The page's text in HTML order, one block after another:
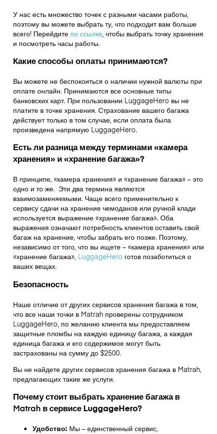
У нас есть множество точек с разными часами работы,
поэтому вы можете выбрать ту, что подходит вам больше
всего! Перейдите по ссылке, чтобы выбрать точку хранения
и посмотреть часы работы.
Какие способы оплаты принимаются?
Вы можете не беспокоиться о наличии нужной валюты при
оплате онлайн. Принимаются все основные типы
банковских карт. При пользовании LuggageHero вы не
платите в точке хранения. Страхование вашего багажа
действует только в том случае, если оплата была
произведена напрямую LuggageHero.
Есть ли разница между терминами «камера
хранения» и «хранение багажа»?
В принципе, «камера хранения» и «хранение багажа» – это
одно и то же. Эти два термина являются
взаимозаменяемыми. Чаще всего применительно к
сервису сдачи на хранение чемоданов или ручной клади
используется выражение «хранение багажа». Оба
выражения означают потребность клиентов оставить свой
багаж на хранение, чтобы забрать его позже. Поэтому,
независимо от того, что вы ищете – «камера хранения» или
«хранение багажа»,LuggageHero готов позаботиться о
ваших вещах.
Безопасность
Наше отличие от других сервисов хранения багажа в том,
чтовсе наши точки в Matrahпроверены сотрудником
LuggageHero, по желанию клиента мы предоставляем
защитные пломбы на каждую единицу багажа, а каждая
единица багажа и его содержимое могут быть
застрахованы на сумму до $2500.
Вы не найдете других сервисов хранения багажа в Matrah,
предлагающих такие же услуги.
Почему стоит выбрать хранение багажа в
Matrahв сервисе LuggageHero?
Удобство: Мы – единственный сервис,